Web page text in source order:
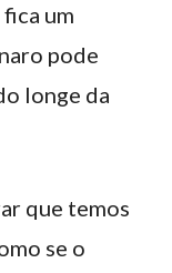
um
pode
longe da
que temos
se o